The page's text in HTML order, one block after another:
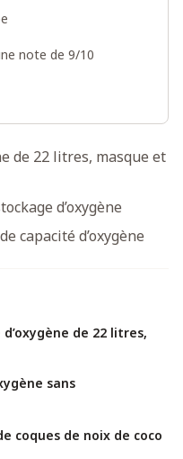
de 22 litres, masque et
d’oxygène
capacité d’oxygène
note de 9/10
de 22 litres,
sans
coques de noix de coco